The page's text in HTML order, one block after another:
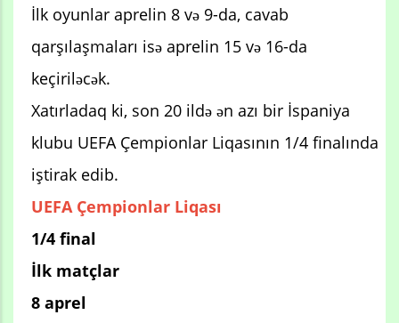
İlk oyunlar aprelin 8 və 9-da, cavab
qarşılaşmaları isə aprelin 15 və 16-da
keçiriləcək.
Xatırladaq ki, son 20 ildə ən azı bir İspaniya
klubu UEFA Çempionlar Liqasının 1/4 finalında
iştirak edib.
UEFA Çempionlar Liqası
1/4 final
İlk matçlar
8 aprel